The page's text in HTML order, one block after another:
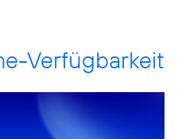
Verfügbarkeit